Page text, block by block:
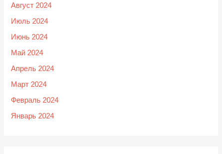
Август 2024
Июль 2024
Июнь 2024
Май 2024
Апрель 2024
Март 2024
Февраль 2024
Январь 2024